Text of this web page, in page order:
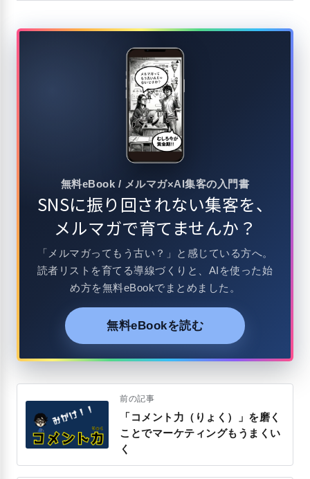
無料eBook / メルマガ×AI集客の入門書
SNSに振り回されない集客を、
メルマガで育てませんか？
「メルマガってもう古い？」と感じている方へ。
読者リストを育てる導線づくりと、AIを使った始
め方を無料eBookでまとめました。
無料eBookを読む
前の記事
「コメント力（りょく）」を磨く
ことでマーケティングもうまくい
く